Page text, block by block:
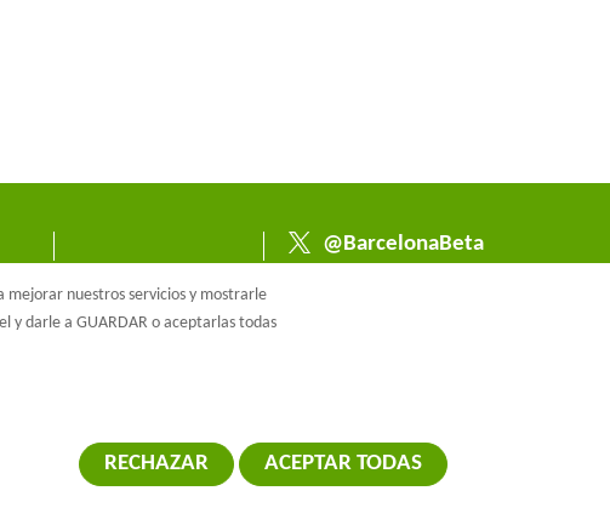
@BarcelonaBeta
Política de cookies
mejorar nuestros servicios y mostrarle
y darle a GUARDAR o aceptarlas todas
RECHAZAR ACEPTAR TODAS